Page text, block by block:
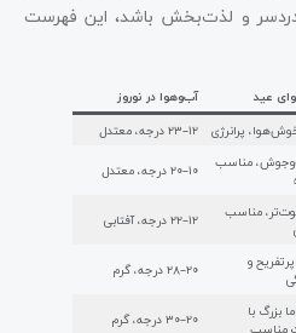
و لذت‌بخش باشد، این فهرست
عید
آب‌وهوا در نوروز
پرانرژی
۱۲–۲۳ درجه، معتدل
مناسب
۱۰–۲۰ درجه، معتدل
مناسب
۱۲–۲۲ درجه، آفتابی
و
۲۰–۲۸ درجه، گرم
بزرگ با
۲۰–۳۰ درجه، گرم